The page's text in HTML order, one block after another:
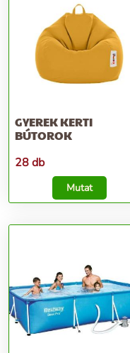
GYEREK KERTI
BÚTOROK
28 db
Mutat